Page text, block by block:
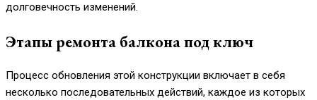
долговечность изменений.
Этапы ремонта балкона под ключ
Процесс обновления этой конструкции включает в себя
несколько последовательных действий, каждое из которых